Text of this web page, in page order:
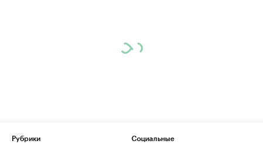
Рубрики
Социальные